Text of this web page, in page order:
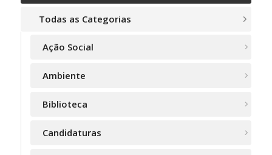
Todas as Categorias
Ação Social
Ambiente
Biblioteca
Candidaturas